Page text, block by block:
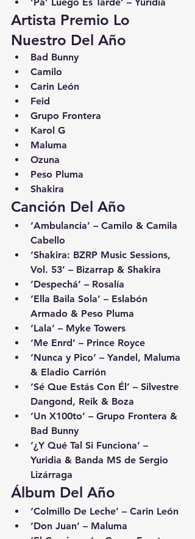
Artista Premio Lo
Nuestro Del Año
Bad Bunny
Camilo
Carin León
Feid
Grupo Frontera
Karol G
Maluma
Ozuna
Peso Pluma
Shakira
Canción Del Año
‘Ambulancia’ – Camilo & Camila
Cabello
‘Shakira: BZRP Music Sessions,
Vol. 53’ – Bizarrap & Shakira
‘Despechá’ – Rosalía
‘Ella Baila Sola’ – Eslabón
Armado & Peso Pluma
‘Lala’ – Myke Towers
‘Me Enrd’ – Prince Royce
‘Nunca y Pico’ – Yandel, Maluma
& Eladio Carrión
‘Sé Que Estás Con Él’ – Silvestre
Dangond, Reik & Boza
‘Un X100to’ – Grupo Frontera &
Bad Bunny
‘¿Y Qué Tal Si Funciona’ –
Yuridia & Banda MS de Sergio
Lizárraga
Álbum Del Año
‘Colmillo De Leche’ – Carin León
‘Don Juan’ – Maluma